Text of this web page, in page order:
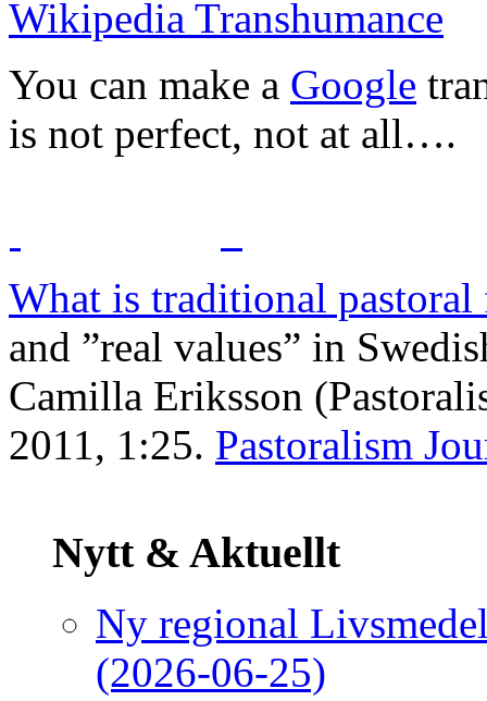
Wikipedia Transhumance
You can make a Google
is not perfect, not at all….
What is traditional pastoral
and ”real values” in
Camilla Eriksson
2011, 1:25. Pastoralism
Nytt & Aktuellt
Ny regional
(2026-06-25)